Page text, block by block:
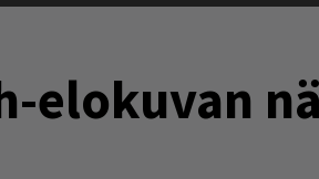
elokuvan